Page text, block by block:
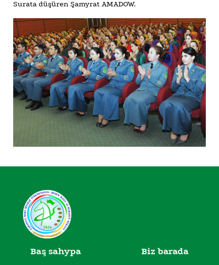
Surata düşüren Şamyrat AMADOW.
Baş sahypa
Biz barada